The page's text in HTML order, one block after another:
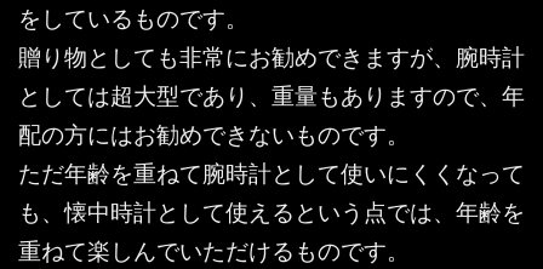
をしているものです。
贈り物としても非常にお勧めできますが、腕時計
としては超大型であり、重量もありますので、年
配の方にはお勧めできないものです。
ただ年齢を重ねて腕時計として使いにくくなって
も、懐中時計として使えるという点では、年齢を
重ねて楽しんでいただけるものです。